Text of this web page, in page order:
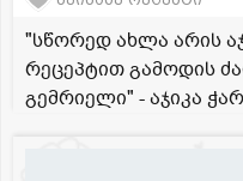
"სწორედ ახლა არის
რეცეპტით გამოდის
გემრიელი" - აჯიკა